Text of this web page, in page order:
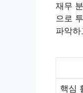
재무
으로
파악
핵심